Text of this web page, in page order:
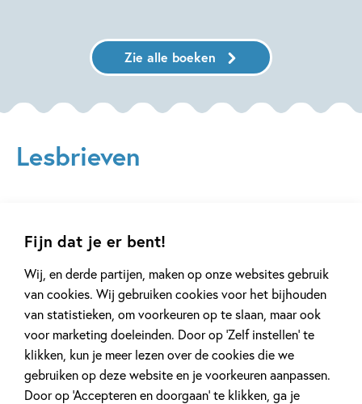
Fijn dat je er bent!
Wij, en derde partijen, maken op onze websites gebruik
van cookies. Wij gebruiken cookies voor het bijhouden
van statistieken, om voorkeuren op te slaan, maar ook
voor marketing doeleinden. Door op ‘Zelf instellen’ te
klikken, kun je meer lezen over de cookies die we
gebruiken op deze website en je voorkeuren aanpassen.
Door op ‘Accepteren en doorgaan’ te klikken, ga je
Zie alle boeken
Lesbrieven